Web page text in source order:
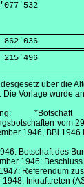
862'036
215'496
über die
Die Vorlage wurde
vom
1946, BBl 1946
: Botschaft des
1946:
: Referendum
1948: Inkrafttreten